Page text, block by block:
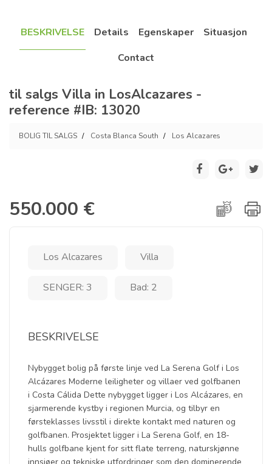
BESKRIVELSE Details Egenskaper
Situasjon
Contact
til salgs Villa in LosAlcazares -
reference #IB: 13020
BOLIG TIL SALGS Costa Blanca South Los Alcazares
550.000 €
Los Alcazares Villa
SENGER: 3 Bad: 2
BESKRIVELSE
Nybygget bolig på første linje ved La Serena Golf i Los
Alcázares Moderne leiligheter og villaer ved golfbanen
i Costa Cálida Dette nybygget ligger i Los Alcázares, en
sjarmerende kystby i regionen Murcia, og tilbyr en
førsteklasses livsstil i direkte kontakt med naturen og
golfbanen. Prosjektet ligger i La Serena Golf, en 18-
hulls golfbane kjent for sitt flate terreng, naturskjønne